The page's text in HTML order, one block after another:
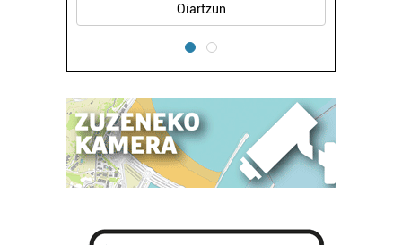
Bazkide batzuek ez dizute baimenik eskatzen, eta beren
interes komertzial legitimoetan babesten dira. Ikusi gure
bazkideen zerrenda, beren ustez zein helburutarako
dezakezun ikusteko.
Lortu zure datu pertsonalak prozesatzeko moduari
buruzko informazio gehiago eta ezarri zure lehentasunak
Hondarribia